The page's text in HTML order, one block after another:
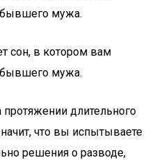
мужа.
сон, в котором вам
мужа.
протяжении длительного
что вы испытываете
решения о разводе,